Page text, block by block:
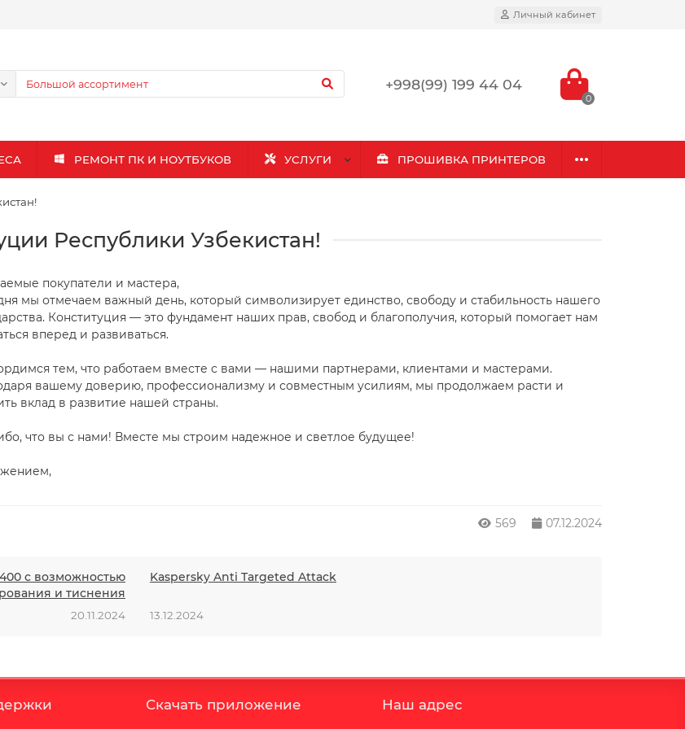
Личный кабинет
+998(99) 199 44 04
0
РЕМОНТ ПК И НОУТБУКОВ УСЛУГИ ПРОШИВКА ПРИНТЕРОВ
Республики Узбекистан!
покупатели и мастера,
мы отмечаем важный день, который символизирует единство, свободу и стабильность нашего
Конституция — это фундамент наших прав, свобод и благополучия, который помогает нам
вперед и развиваться.
тем, что работаем вместе с вами — нашими партнерами, клиентами и мастерами.
вашему доверию, профессионализму и совместным усилиям, мы продолжаем расти и
вклад в развитие нашей страны.
что вы с нами! Вместе мы строим надежное и светлое будущее!
569 07.12.2024
с возможностью
и тиснения
20.11.2024
Kaspersky Anti Targeted Attack
13.12.2024
Скачать приложение Наш адрес